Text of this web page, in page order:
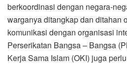
berkoordinasi dengan negara-
warganya ditangkap dan ditahan
komunikasi dengan organisasi
Perserikatan Bangsa – Bangsa
Kerja Sama Islam (OKI) juga